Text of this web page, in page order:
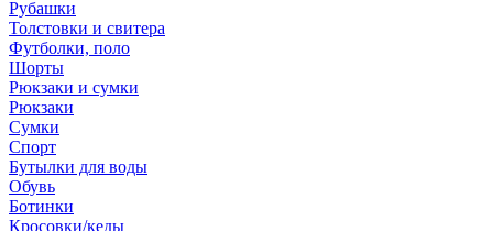
Рубашки
Толстовки и свитера
Футболки, поло
Шорты
Рюкзаки и сумки
Рюкзаки
Сумки
Спорт
Бутылки для воды
Обувь
Ботинки
Кросовки/кеды